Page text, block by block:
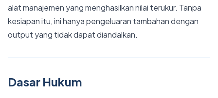
alat manajemen yang menghasilkan nilai terukur. Tanpa
kesiapan itu, ini hanya pengeluaran tambahan dengan
output yang tidak dapat diandalkan.
Dasar Hukum